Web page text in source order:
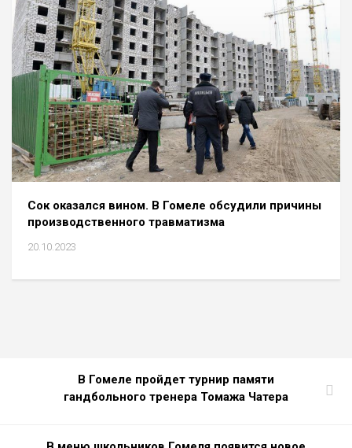
Сок оказался вином. В Гомеле обсудили причины
производственного травматизма
20.10.2023
В Гомеле пройдет турнир памяти
гандбольного тренера Томажа Чатера